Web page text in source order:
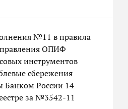
№11 в правила
ОПИФ
инструментов
сбережения
Банком России 14
за №3542-11